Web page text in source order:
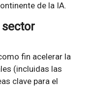
de la IA.
sector
fin acelerar la
(incluidas las
clave para el